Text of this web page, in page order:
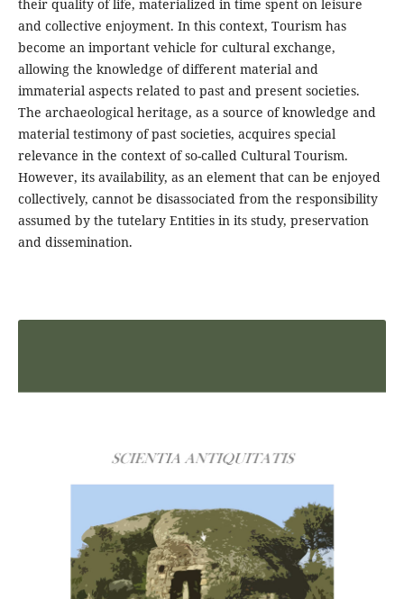
their quality of life, materialized in time spent on leisure
and collective enjoyment. In this context, Tourism has
become an important vehicle for cultural exchange,
allowing the knowledge of different material and
immaterial aspects related to past and present societies.
The archaeological heritage, as a source of knowledge and
material testimony of past societies, acquires special
relevance in the context of so-called Cultural Tourism.
However, its availability, as an element that can be enjoyed
collectively, cannot be disassociated from the responsibility
assumed by the tutelary Entities in its study, preservation
and dissemination.